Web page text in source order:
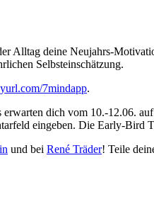
Alltag deine Neujahrs-
Selbsteinschätzung.
7mindapp.
dich vom 10.-12.06.
eingeben. Die Early-Bird
und bei René Träder! Teile